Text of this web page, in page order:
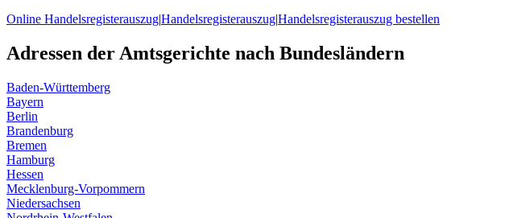
Online Handelsregisterauszug|Handelsregisterauszug|Handelsregisterauszug bestellen
Adressen der Amtsgerichte nach Bundesländern
Baden-Württemberg
Bayern
Berlin
Brandenburg
Bremen
Hamburg
Hessen
Mecklenburg-Vorpommern
Niedersachsen